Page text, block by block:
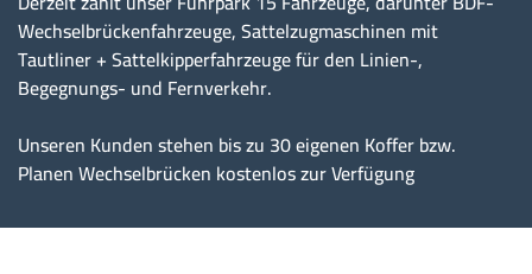
Wechselbrückenfahrzeuge, Sattelzugmaschinen mit
Tautliner + Sattelkipperfahrzeuge für den Linien-,
Begegnungs- und Fernverkehr.
Unseren Kunden stehen bis zu 30 eigenen Koffer bzw.
Planen Wechselbrücken kostenlos zur Verfügung